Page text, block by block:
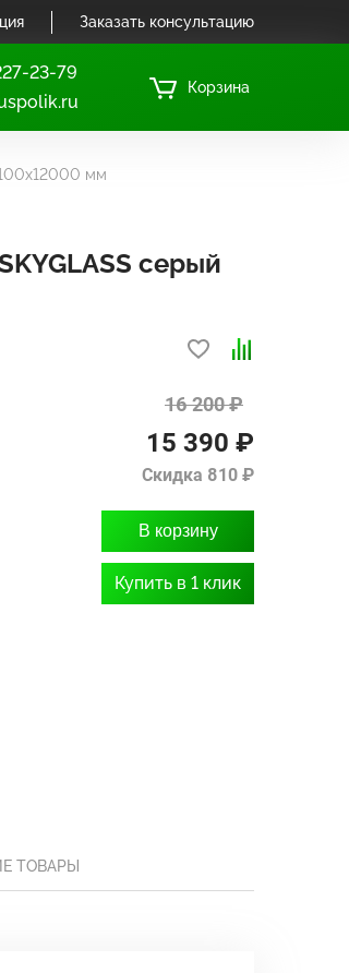
Заказать консультацию
23-79
Корзина
мм
серый
16 200 ₽
15 390 ₽
Скидка 810 ₽
В корзину
Купить в 1 клик
ТОВАРЫ